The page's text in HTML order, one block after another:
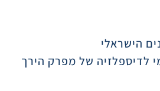
הישראלי